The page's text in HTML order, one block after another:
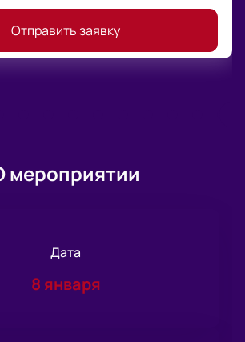
Отправить заявку
мероприятии
Дата
8 января